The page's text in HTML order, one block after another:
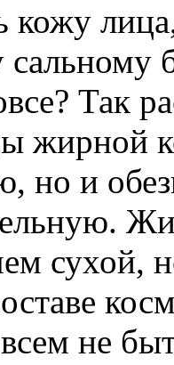
кожу
Так
жирной
но и
сухой,
не